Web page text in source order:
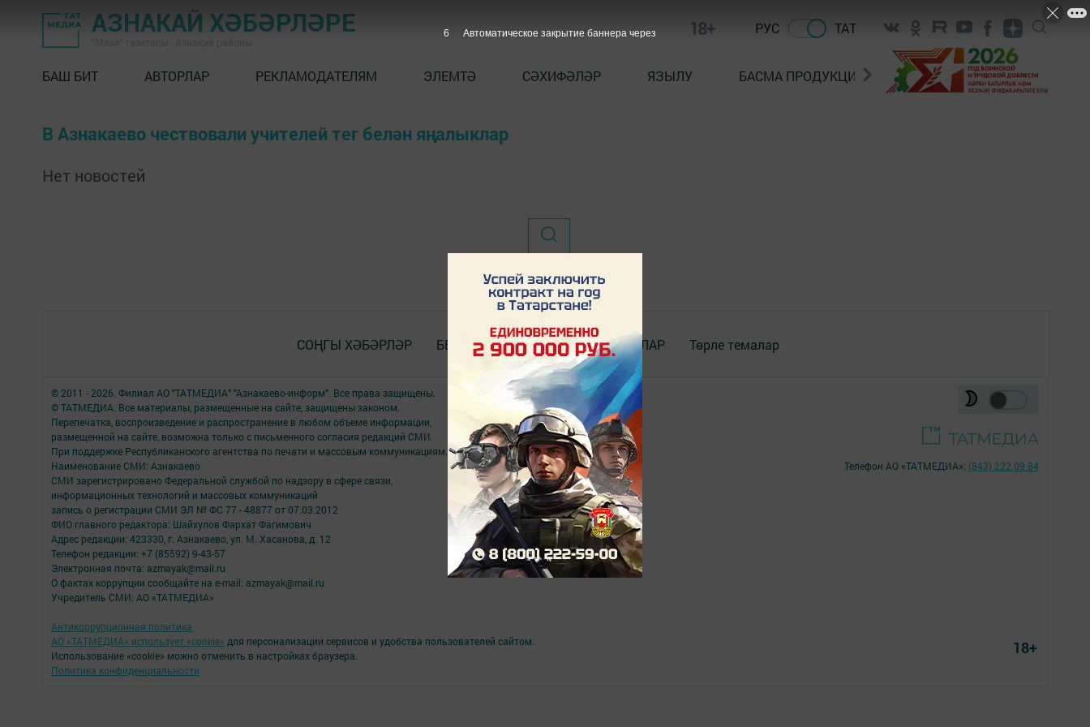
АЗНАКАЙ ХӘБӘРЛӘРЕ 18+ РУС ТАТ
БАШ БИТ АВТОРЛАР РЕКЛАМОДАТЕЛЯМ ЭЛЕМТӘ СӘХИФӘЛӘР ЯЗЫЛУ БАСМА ПРОДУКЦИЯ САТУ «ГӨЛСТАН»
В Азнакаево чествовали учителей тег белән яңалыклар
Нет новостей
СОҢГЫ ХӘБӘРЛӘР БЕЗ_WhatsApp_та ДОКУМЕНТЛАР Төрле темалар
© 2011 - 2026. Филиал АО "ТАТМЕДИА" "Азнакаево-информ". Все права защищены.
© ТАТМЕДИА. Все материалы, размещенные на сайте, защищены законом.
Перепечатка, воспроизведение и распространение в любом объеме информации,
размещенной на сайте, возможна только с письменного согласия редакций СМИ.
При поддержке Республиканского агентства по печати и массовым коммуникациям.
Наименование СМИ: Азнакаево
СМИ зарегистрировано Федеральной службой по надзору в сфере связи,
информационных технологий и массовых коммуникаций
запись о регистрации СМИ ЭЛ № ФС 77 - 48877 от 07.03.2012
ФИО главного редактора: Шайхулов Фархат Фагимович
Адрес редакции: 423330, г. Азнакаево, ул. М. Хасанова, д. 12
Телефон редакции: +7 (85592) 9-43-57
Электронная почта: azmayak@mail.ru
О фактах коррупции сообщайте на e-mail: azmayak@mail.ru
Учредитель СМИ: АО «ТАТМЕДИА»
Антикоррупционная политика
АО «ТАТМЕДИА» использует «cookie» для персонализации сервисов и удобства пользователей сайтом.
Использование «cookie» можно отменить в настройках браузера.
Политика конфиденциальности
Телефон АО «ТАТМЕДИА»: (843) 222 09 84
18+
6 Автоматическое закрытие баннера через